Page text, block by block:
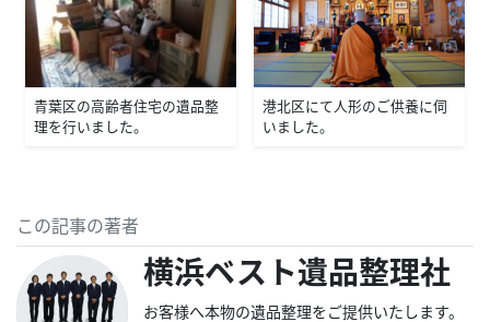
青葉区の高齢者住宅の遺品整
理を行いました。
港北区にて人形のご供養に伺
いました。
この記事の著者
横浜ベスト遺品整理社
お客様へ本物の遺品整理をご提供いたします。